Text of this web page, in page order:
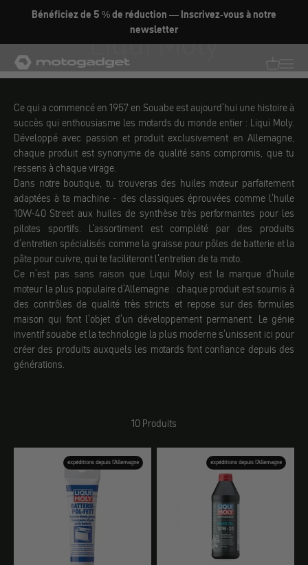
Aller au contenu
Bénéficiez de 5 % de réduction — Inscrivez-vous à notre
newsletter
motogadget GmbHLiqui Moly
Ce qui a commencé en 1957 en Souabe est aujourd'hui une histoire à
succès qui enthousiasme les motards du monde entier : Liqui Moly.
Développé avec passion et produit exclusivement en Allemagne,
chaque produit est synonyme de qualité sans compromis, que tu
ressens à chaque virage.
Dans notre boutique, tu trouveras des huiles moteur parfaitement
adaptées à ta machine - des classiques éprouvées comme l'huile
10W-40 Street aux huiles de synthèse très performantes pour les
pilotes sportifs. L'assortiment est complété par des produits
d'entretien spécialisés comme la graisse pour pôles de batterie et la
pâte pour cuivre, qui te faciliteront l'entretien de ta moto.
Ce n'est pas sans raison que Liqui Moly est la marque d'huile
moteur la plus populaire d'Allemagne : chaque produit est soumis à
des contrôles de qualité très stricts et repose sur des formules
maison qui font l'objet d'un développement permanent. Le génie
inventif souabe et la technologie la plus moderne s'unissent ici pour
créer des produits auxquels les motards font confiance depuis des
générations.
10 Produits
expéditions depuis l'Allemagne expéditions depuis l'Allemagne